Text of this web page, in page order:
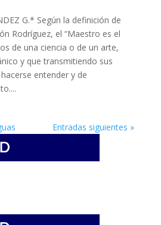
G.* Según la definición de
Rodríguez, el “Maestro es el
de una ciencia o de un arte,
y que transmitiendo sus
entender y de
Entradas siguientes »